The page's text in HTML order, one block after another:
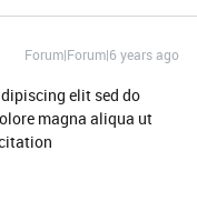
Forum|Forum|6 years ago
elit sed do
magna aliqua ut